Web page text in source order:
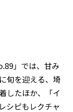
」では、甘み
旬を迎える、埼
したほか、「イ
シピもレクチャ